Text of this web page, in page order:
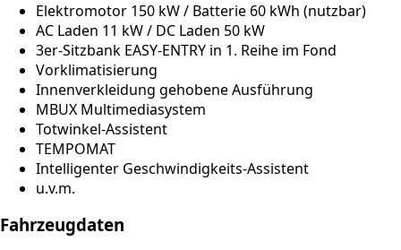
Elektromotor 150 kW / Batterie 60 kWh (nutzbar)
AC Laden 11 kW / DC Laden 50 kW
3er-Sitzbank EASY-ENTRY in 1. Reihe im Fond
Vorklimatisierung
Innenverkleidung gehobene Ausführung
MBUX Multimediasystem
Totwinkel-Assistent
TEMPOMAT
Intelligenter Geschwindigkeits-Assistent
u.v.m.
Fahrzeugdaten